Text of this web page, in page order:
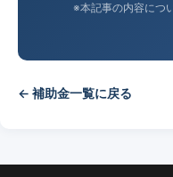
※本記事の内容につ
← 補助金一覧に戻る